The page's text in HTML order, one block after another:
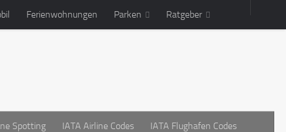
Ferienwohnungen Parken Ratgeber
Spotting IATA Airline Codes IATA Flughafen Codes